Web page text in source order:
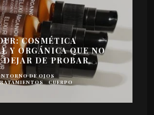
COSMÉTICA
Y ORGÁNICA QUE NO
DEJAR DE PROBAR
DE OJOS
CUERPO